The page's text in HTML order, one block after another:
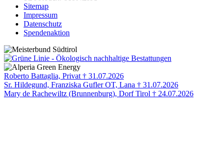
Sitemap
Impressum
Datenschutz
Spendenaktion
Roberto Battaglia, Privat † 31.07.2026
Sr. Hildegund, Franziska Gufler OT, Lana † 31.07.2026
Mary de Rachewiltz (Brunnenburg), Dorf Tirol † 24.07.2026